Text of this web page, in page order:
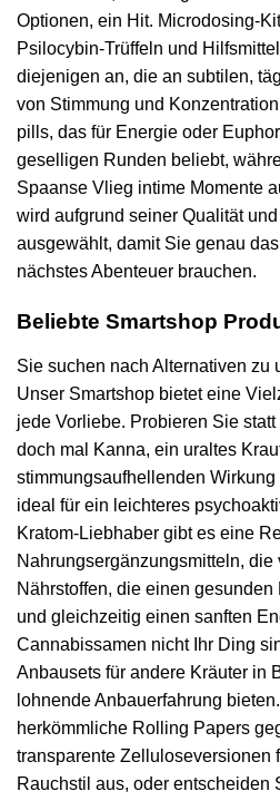
Optionen, ein Hit. Microdosing-
Psilocybin-Trüffeln und
diejenigen an, die an subtilen,
von Stimmung und
pills, das für Energie oder
geselligen Runden beliebt,
Spaanse Vlieg intime Momente
wird aufgrund seiner Qualität
ausgewählt, damit Sie genau
nächstes Abenteuer brauchen.
Beliebte Smartshop
Sie suchen nach Alternativen zu
Unser Smartshop bietet eine
jede Vorliebe. Probieren Sie statt
doch mal Kanna, ein uraltes
stimmungsaufhellenden
ideal für ein leichteres
Kratom-Liebhaber gibt es eine
Nahrungsergänzungsmitteln,
Nährstoffen, die einen
und gleichzeitig einen sanften
Cannabissamen nicht Ihr Ding
Anbausets für andere Kräuter in
lohnende Anbauerfahrung
herkömmliche Rolling Papers
transparente Zelluloseversionen
Rauchstil aus, oder entscheiden